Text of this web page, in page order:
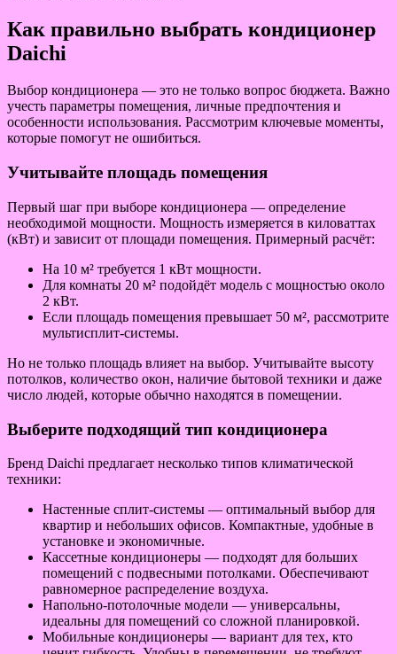
Как правильно выбрать кондиционер
Daichi
Выбор кондиционера — это не только вопрос бюджета. Важно
учесть параметры помещения, личные предпочтения и
особенности использования. Рассмотрим ключевые моменты,
которые помогут не ошибиться.
Учитывайте площадь помещения
Первый шаг при выборе кондиционера — определение
необходимой мощности. Мощность измеряется в киловаттах
(кВт) и зависит от площади помещения. Примерный расчёт:
На 10 м² требуется 1 кВт мощности.
Для комнаты 20 м² подойдёт модель с мощностью около
2 кВт.
Если площадь помещения превышает 50 м², рассмотрите
мультисплит-системы.
Но не только площадь влияет на выбор. Учитывайте высоту
потолков, количество окон, наличие бытовой техники и даже
число людей, которые обычно находятся в помещении.
Выберите подходящий тип кондиционера
Бренд Daichi предлагает несколько типов климатической
техники:
Настенные сплит-системы — оптимальный выбор для
квартир и небольших офисов. Компактные, удобные в
установке и экономичные.
Кассетные кондиционеры — подходят для больших
помещений с подвесными потолками. Обеспечивают
равномерное распределение воздуха.
Напольно-потолочные модели — универсальны,
идеальны для помещений со сложной планировкой.
Мобильные кондиционеры — вариант для тех, кто